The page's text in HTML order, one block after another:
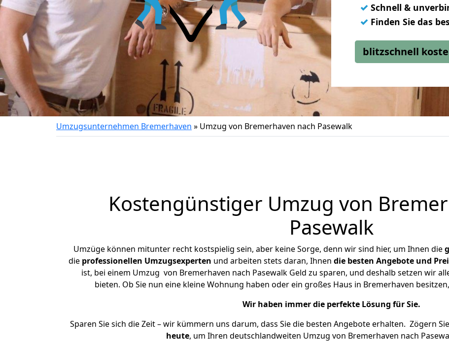
✓ Schnell &
✓ Finden Sie das
blitzschnell
Umzugsunternehmen Bremerhaven » Umzug von Bremerhaven nach Pasewalk
Kostengünstiger Umzug von
Pasewalk
Umzüge können mitunter recht kostspielig sein, aber keine Sorge, denn wir sind hier, um Ihnen die
die professionellen Umzugsexperten und arbeiten stets daran, Ihnen die besten Angebote und
ist, bei einem Umzug von Bremerhaven nach Pasewalk Geld zu sparen, und deshalb setzen wir
bieten. Ob Sie nun eine kleine Wohnung haben oder ein großes Haus in Bremerhaven
Wir haben immer die perfekte Lösung für Sie.
Sparen Sie sich die Zeit – wir kümmern uns darum, dass Sie die besten Angebote erhalten. Zögern
heute, um Ihren deutschlandweiten Umzug von Bremerhaven nach